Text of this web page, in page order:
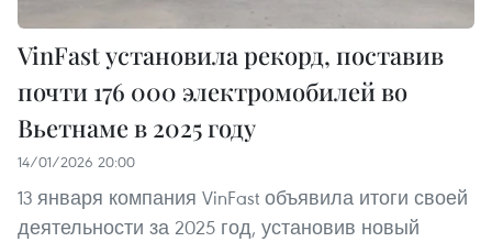
VinFast установила рекорд, поставив
почти 176 000 электромобилей во
Вьетнаме в 2025 году
14/01/2026 20:00
13 января компания VinFast объявила итоги своей
деятельности за 2025 год, установив новый